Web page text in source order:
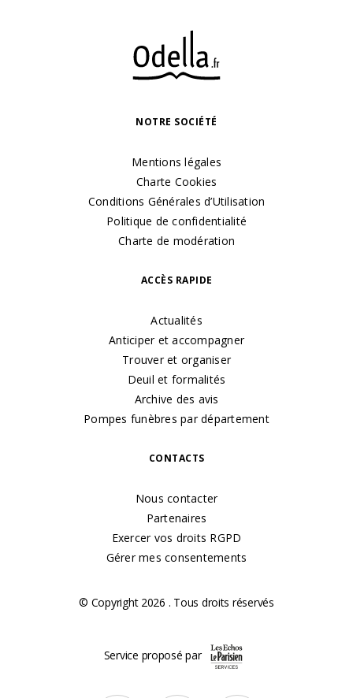
NOTRE SOCIÉTÉ
Mentions légales
Charte Cookies
Conditions Générales d’Utilisation
Politique de confidentialité
Charte de modération
ACCÈS RAPIDE
Actualités
Anticiper et accompagner
Trouver et organiser
Deuil et formalités
Archive des avis
Pompes funèbres par département
CONTACTS
Nous contacter
Partenaires
Exercer vos droits RGPD
Gérer mes consentements
© Copyright 2026 . Tous droits réservés
Service proposé par